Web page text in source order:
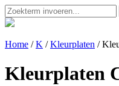
Home /K /Kleurplaten /
Kleurplaten